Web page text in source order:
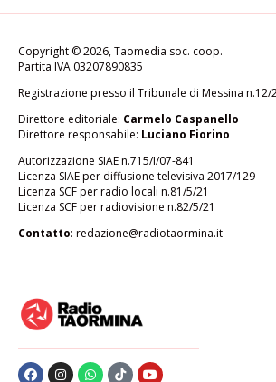
Copyright © 2026, Taomedia soc. coop.
Partita IVA 03207890835
Registrazione presso il Tribunale di Messina n.12/
Direttore editoriale: Carmelo Caspanello
Direttore responsabile: Luciano Fiorino
Autorizzazione SIAE n.715/I/07-841
Licenza SIAE per diffusione televisiva 2017/129
Licenza SCF per radio locali n.81/5/21
Licenza SCF per radiovisione n.82/5/21
Contatto: redazione@radiotaormina.it